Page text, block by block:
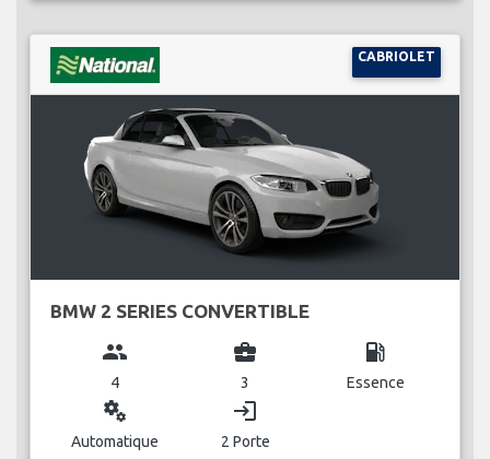
CABRIOLET
BMW 2 SERIES CONVERTIBLE
group
4
business_center
3
local_gas_station
Essence
miscellaneous_services
Automatique
login
2 Porte